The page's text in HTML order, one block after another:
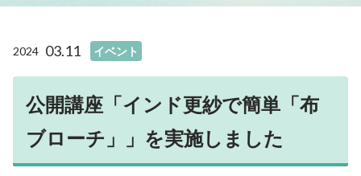
学科・専攻の教育目的
教員プロフィール（名前）
沿革
よくある質問 FAQ
財務情報
学科案内トップ
生活科学学科介護福祉専攻
生活科学学科食物栄養専攻
幼児教育学科
養護教育専攻
地域看護学専攻
施設トップ
キャンパスマップ
進路トップ
就職
進学・編入学
卒業生インタビュー
キャンパスライフトップ
イベント
学生生活経済学
入試情報トップ
2024 03.11 イベント
公開講座「インド更紗で簡単「布
ブローチ」」を実施しました